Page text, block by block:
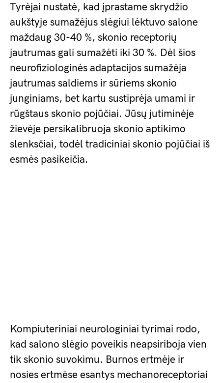
Tyrėjai nustatė, kad įprastame skrydžio
aukštyje sumažėjus slėgiui lėktuvo salone
maždaug 30-40 %, skonio receptorių
jautrumas gali sumažėti iki 30 %. Dėl šios
neurofiziologinės adaptacijos sumažėja
jautrumas saldiems ir sūriems skonio
junginiams, bet kartu sustiprėja umami ir
rūgštaus skonio pojūčiai. Jūsų jutiminėje
žievėje persikalibruoja skonio aptikimo
slenksčiai, todėl tradiciniai skonio pojūčiai iš
esmės pasikeičia.
Kompiuteriniai neurologiniai tyrimai rodo,
kad salono slėgio poveikis neapsiriboja vien
tik skonio suvokimu. Burnos ertmėje ir
nosies ertmėse esantys mechanoreceptoriai